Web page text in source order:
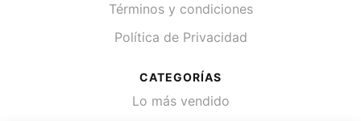
Términos y condiciones
Política de Privacidad
CATEGORÍAS
Lo más vendido